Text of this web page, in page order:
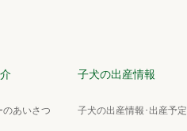
のあいさつ
子犬の出産情報
子犬の出産情報･出産予定